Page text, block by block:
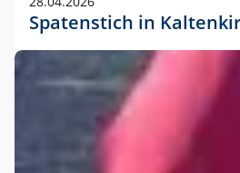
Spatenstich in